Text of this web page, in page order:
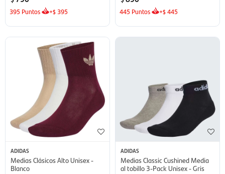
395 Puntos +$ 395 445 Puntos +$445
ADIDAS
Medias Clásicos Alto Unisex -
Blanco
ADIDAS
Medias Classic Cushined Media
al tobillo 3-Pack Unisex - Gris